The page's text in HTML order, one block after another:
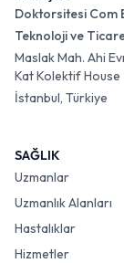
Doktorsitesi Com
Teknoloji ve
Maslak Mah. Ahi
Kat Kolektif House
İstanbul, Türkiye
SAĞLIK
Uzmanlar
Uzmanlık Alanları
Hastalıklar
Hizmetler